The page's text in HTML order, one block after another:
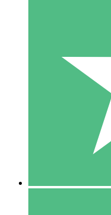
Pacchetti
Paga a consumo con